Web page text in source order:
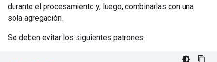
durante el procesamiento y, luego, combinarlas con una
sola agregación.
Se deben evitar los siguientes patrones: